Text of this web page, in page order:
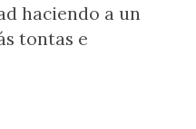
haciendo a un
tontas e